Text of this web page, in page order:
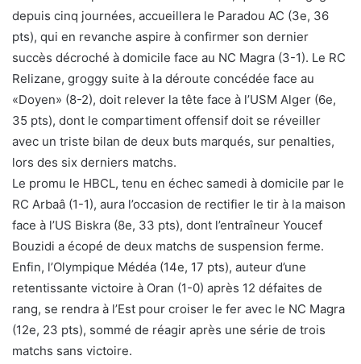
depuis cinq journées, accueillera le Paradou AC (3e, 36
pts), qui en revanche aspire à confirmer son dernier
succès décroché à domicile face au NC Magra (3-1). Le RC
Relizane, groggy suite à la déroute concédée face au
«Doyen» (8-2), doit relever la tête face à l’USM Alger (6e,
35 pts), dont le compartiment offensif doit se réveiller
avec un triste bilan de deux buts marqués, sur penalties,
lors des six derniers matchs.
Le promu le HBCL, tenu en échec samedi à domicile par le
RC Arbaâ (1-1), aura l’occasion de rectifier le tir à la maison
face à l’US Biskra (8e, 33 pts), dont l’entraîneur Youcef
Bouzidi a écopé de deux matchs de suspension ferme.
Enfin, l’Olympique Médéa (14e, 17 pts), auteur d’une
retentissante victoire à Oran (1-0) après 12 défaites de
rang, se rendra à l’Est pour croiser le fer avec le NC Magra
(12e, 23 pts), sommé de réagir après une série de trois
matchs sans victoire.